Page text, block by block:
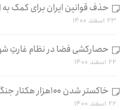
حذف قوانین ایران برای کمک به
۲۳ اسفند ۱۴۰۰
حصارکشی فضا در نظام غارتِ
۲۲ اسفند ۱۴۰۰
خاکستر شدن ۱۰۰هزار هکتار جنگل و مرتع طی ۵ سال
۲۲ اسفند ۱۴۰۰